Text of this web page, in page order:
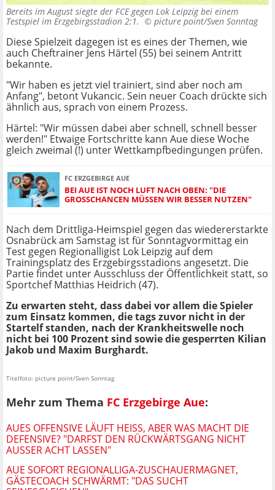
Bereits im August siegte der FCE gegen Lok Leipzig bei einem
Testspiel im Erzgebirgsstadion 2:1. © picture point/Sven Sonntag
Diese Spielzeit dagegen ist es eines der Themen, wie
auch Cheftrainer Jens Härtel (55) bei seinem Antritt
bekannte.
"Wir haben es jetzt viel trainiert, sind aber noch am
Anfang", betont Vukancic. Sein neuer Coach drückte sich
ähnlich aus, sprach von einem Prozess.
Härtel: "Wir müssen dabei aber schnell, schnell besser
werden!" Etwaige Fortschritte kann Aue diese Woche
gleich zweimal (!) unter Wettkampfbedingungen prüfen.
FC ERZGEBIRGE AUE
BEI AUE IST NOCH LUFT NACH OBEN: "DIE
GROSSCHANCEN MÜSSEN WIR BESSER NUTZEN"
Nach dem Drittliga-Heimspiel gegen das wiedererstarkte
Osnabrück am Samstag ist für Sonntagvormittag ein
Test gegen Regionalligist Lok Leipzig auf dem
Trainingsplatz des Erzgebirgsstadions angesetzt. Die
Partie findet unter Ausschluss der Öffentlichkeit statt, so
Sportchef Matthias Heidrich (47).
Zu erwarten steht, dass dabei vor allem die Spieler
zum Einsatz kommen, die tags zuvor nicht in der
Startelf standen, nach der Krankheitswelle noch
nicht bei 100 Prozent sind sowie die gesperrten Kilian
Jakob und Maxim Burghardt.
Titelfoto: picture point/Sven Sonntag
Mehr zum Thema FC Erzgebirge Aue:
AUES OFFENSIVE LÄUFT HEISS, ABER WAS MACHT DIE D
EFENSIVE? "DARFST DEN RÜCKWÄRTSGANG NICHT A
USSER ACHT LASSEN"
AUE SOFORT REGIONALLIGA-ZUSCHAUERMAGNET,
GÄSTECOACH SCHWÄRMT: "DAS SUCHT